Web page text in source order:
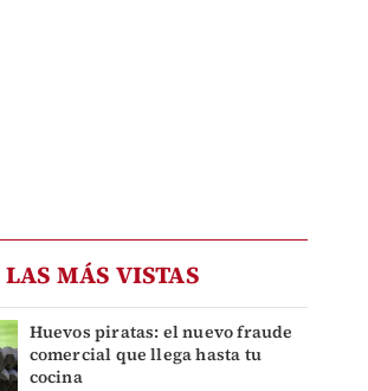
LAS MÁS VISTAS
Huevos piratas: el nuevo fraude
comercial que llega hasta tu
cocina